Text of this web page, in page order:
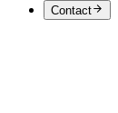
Contact